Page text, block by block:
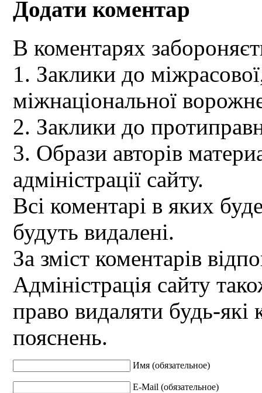
Додати коментар
В коментарях
1. Заклики до
міжнаціональної
2. Заклики до
3. Образи авторів
адміністрації сайту.
Всі коментарі в яких
будуть видалені.
За зміст коментарів
Адміністрація сайту
право видаляти будь-які
пояснень.
Имя (обязательное)
E-Mail (обязательное)